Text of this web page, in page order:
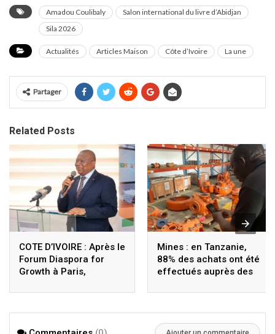
Amadou Coulibaly
Salon international du livre d’Abidjan
Sila 2026
Actualités Articles Maison Côte d’Ivoire La une
Partager
Related Posts
COTE D’IVOIRE : Après le
Forum Diaspora for
Growth à Paris,
Sigmicom à Abidjan
Mines : en Tanzanie,
88% des achats ont été
effectués auprès des